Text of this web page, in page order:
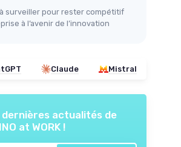
surveiller pour rester compétitif
à l’avenir de l’innovation
Claude Mistral
dernières actualités de
at WORK !